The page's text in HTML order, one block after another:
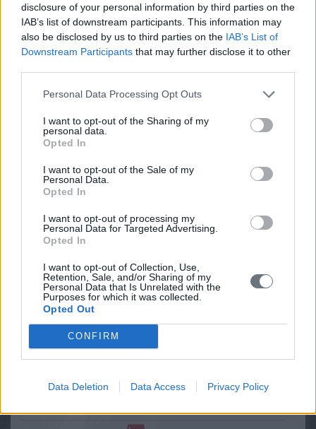
disclosure of your personal information by third parties on the
IAB’s list of downstream participants. This information may
also be disclosed by us to third parties on the IAB’s List of
Downstream Participants that may further disclose it to other
Personal Data Processing Opt Outs
I want to opt-out of the Sharing of my
personal data.
Opted In
I want to opt-out of the Sale of my
Personal Data.
Opted In
I want to opt-out of processing my
Personal Data for Targeted Advertising.
Opted In
I want to opt-out of Collection, Use,
Retention, Sale, and/or Sharing of my
Personal Data that Is Unrelated with the
Purposes for which it was collected.
Opted Out
CONFIRM
Data Deletion Data Access Privacy Policy
ΠΕΡΙΟΧH Αμπελώνες Πικερμίου
ΟΙΝΟΠΟIΗΣΗ 14 - 18 ώρες
ΓΕΥΣΤΙΚA
Μάτι: Λαμπερό τονισμένο
αρώματα καραμέλας
μπαχαρικών και πινελιές
γλυκόριζας.
τραγανή οξύτητα και
διακριτική παρουσία
τανινών που
ουρανίσκο, μακρά
βοτανικές χροιές στο